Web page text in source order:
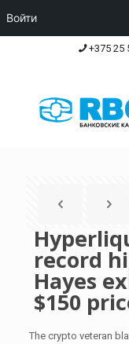
+375 25
record
Hayes
$150
The crypto veteran
Войти